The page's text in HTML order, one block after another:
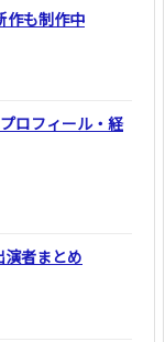
作も制作中
ロフィール・経
演者まとめ